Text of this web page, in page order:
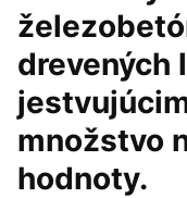
drevených
množstvo
hodnoty.